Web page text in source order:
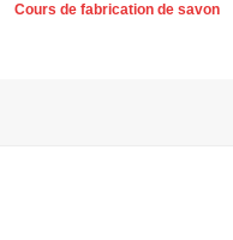
Cours de fabrication de savon